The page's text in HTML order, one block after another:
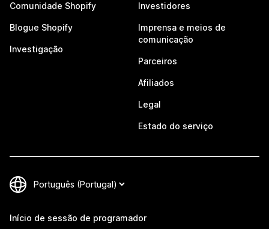
Comunidade Shopify
Blogue Shopify
Investigação
Investidores
Imprensa e meios de
comunicação
Parceiros
Afiliados
Legal
Estado do serviço
Início de sessão de programador